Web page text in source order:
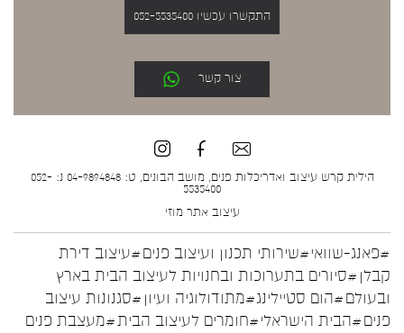
התקשרו עכשיו 052-5535400
צור קשר
הילית קרש עיצוב ואדריכלות פנים, מושב הבונים, ט: 04-9894848 נ: 052-
5535400
עיצוב אתר מוזי
#פאנג-שוואי#שירותי תכנון ועיצוב פנים#עיצוב דירת
קבלן #סיורים בתערוכות ובחנויות לעיצוב הבית בארץ
ובעולם#הום סטיילינג#מתודולוגיה ועיון #סגנונות עיצוב
פנים#הבית הישראלי#חומרים לעיצוב הבית#מעצבת פנים